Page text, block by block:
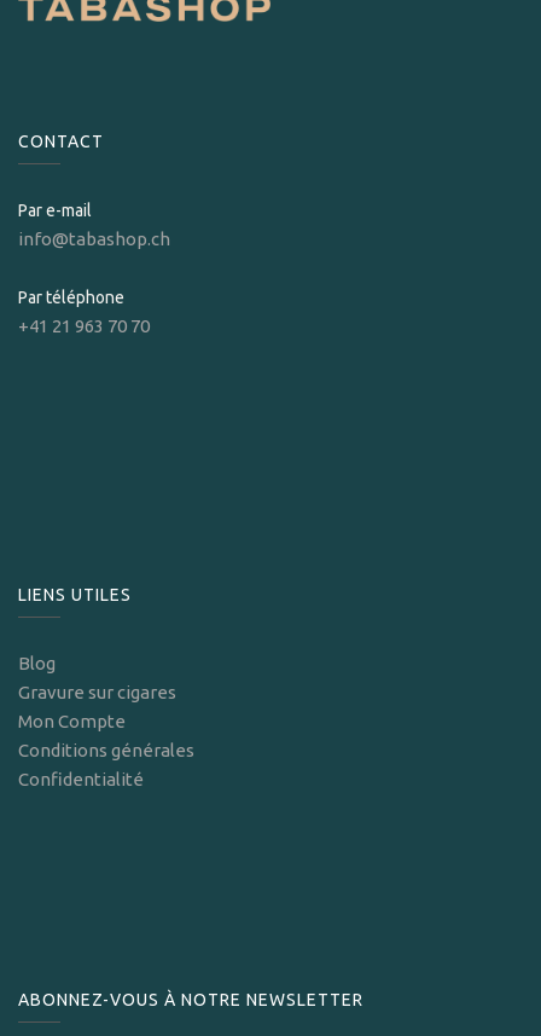
CONTACT
Par e-mail
info@tabashop.ch
Par téléphone
+41 21 963 70 70
LIENS UTILES
Blog
Gravure sur cigares
Mon Compte
Conditions générales
Confidentialité
ABONNEZ-VOUS À NOTRE NEWSLETTER